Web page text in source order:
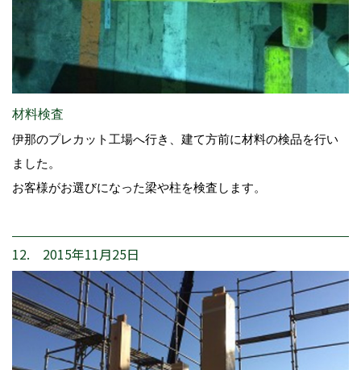
材料検査
伊那のプレカット工場へ行き、建て方前に材料の検品を行い
ました。
お客様がお選びになった梁や柱を検査します。
12. 2015年11月25日